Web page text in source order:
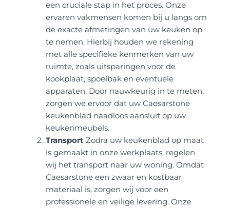
een cruciale stap in het proces. Onze
ervaren vakmensen komen bij u langs om
de exacte afmetingen van uw keuken op
te nemen. Hierbij houden we rekening
met alle specifieke kenmerken van uw
ruimte, zoals uitsparingen voor de
kookplaat, spoelbak en eventuele
apparaten. Door nauwkeurig in te meten,
zorgen we ervoor dat uw Caesarstone
keukenblad naadloos aansluit op uw
keukenmeubels.
TransportZodra uw keukenblad op maat
is gemaakt in onze werkplaats, regelen
wij het transport naar uw woning. Omdat
Caesarstone een zwaar en kostbaar
materiaal is, zorgen wij voor een
professionele en veilige levering. Onze